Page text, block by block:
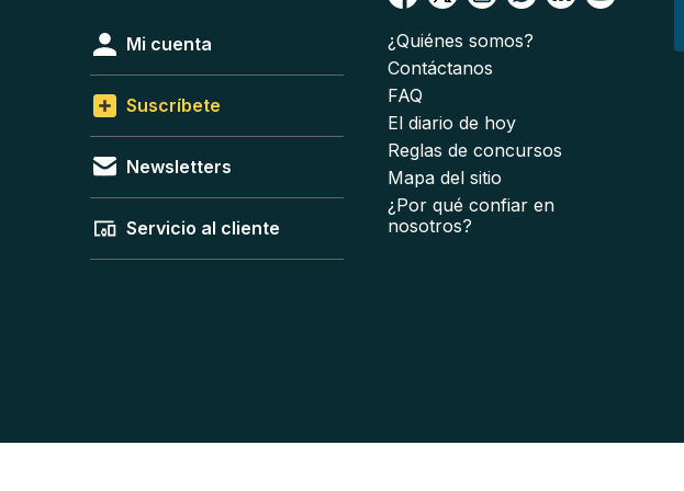
Mi cuenta
Suscríbete
Newsletters
Servicio al cliente
¿Quiénes somos?
Contáctanos
FAQ
El diario de hoy
Reglas de concursos
Mapa del sitio
¿Por qué confiar en
nosotros?